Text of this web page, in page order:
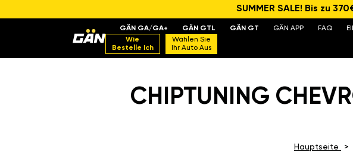
SUMMER SALE! Bis zu
GÄN GA/GA+ GÄN GTL GÄN GT GÄN APP FAQ
Wie
Bestelle Ich
Wählen Sie
Ihr Auto Aus
CHIPTUNING
Hauptseite